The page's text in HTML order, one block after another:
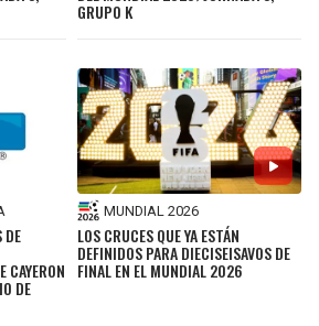
GRUPO K
DE
CAYERON
DE
MUNDIAL 2026
LOS CRUCES QUE YA ESTÁN
DEFINIDOS PARA DIECISEISAVOS DE
FINAL EN EL MUNDIAL 2026